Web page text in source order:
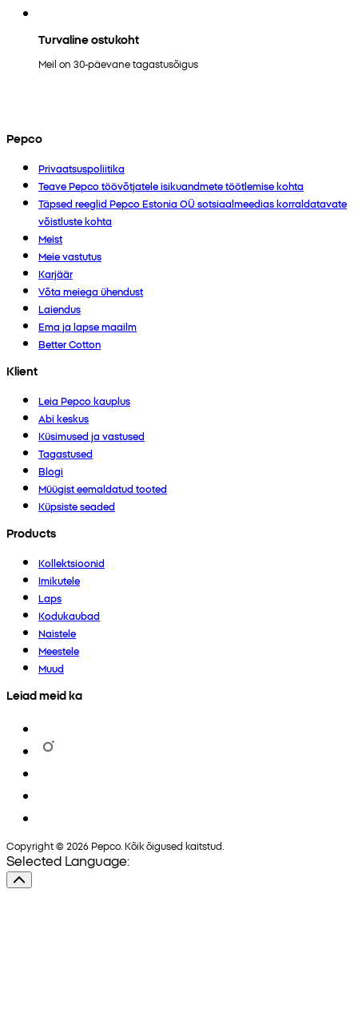
Turvaline ostukoht
Meil on 30-päevane tagastusõigus
Pepco
Privaatsuspoliitika
Teave Pepco töövõtjatele isikuandmete töötlemise kohta
Täpsed reeglid Pepco Estonia OÜ sotsiaalmeedias korraldatavate
võistluste kohta
Meist
Meie vastutus
Karjäär
Võta meiega ühendust
Laiendus
Ema ja lapse maailm
Better Cotton
Klient
Leia Pepco kauplus
Abi keskus
Küsimused ja vastused
Tagastused
Blogi
Müügist eemaldatud tooted
Küpsiste seaded
Products
Kollektsioonid
Imikutele
Laps
Kodukaubad
Naistele
Meestele
Muud
Leiad meid ka
Copyright © 2026 Pepco. Kõik õigused kaitstud.
Selected Language: